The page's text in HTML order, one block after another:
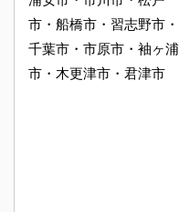
市・船橋市・習志野市・
千葉市・市原市・袖ヶ浦
市・木更津市・君津市